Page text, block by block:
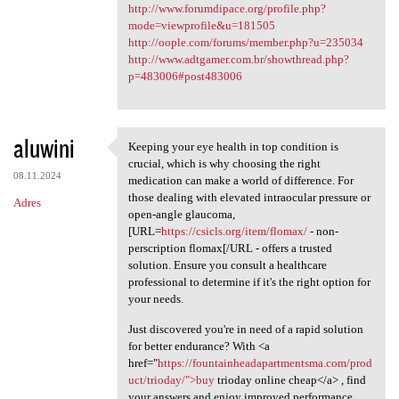
http://www.forumdipace.org/profile.php?
mode=viewprofile&u=181505
http://oople.com/forums/member.php?u=235034
http://www.adtgamer.com.br/showthread.php?
p=483006#post483006
aluwini
08.11.2024
Adres
Keeping your eye health in
Keeping your eye health in top condition is
crucial, which is why choosing the right
medication can make a world of difference. For
those dealing with elevated intraocular pressure or
open-angle glaucoma,
[URL=https://csicls.org/item/flomax/- non-
perscription flomax[/URL - offers a trusted
solution. Ensure you consult a healthcare
professional to determine if it's the right option for
your needs.
Just discovered you're in need of a rapid solution
for better endurance? With <a
href="https://fountainheadapartmentsma.com/prod
uct/trioday/">buytrioday online cheap</a> , find